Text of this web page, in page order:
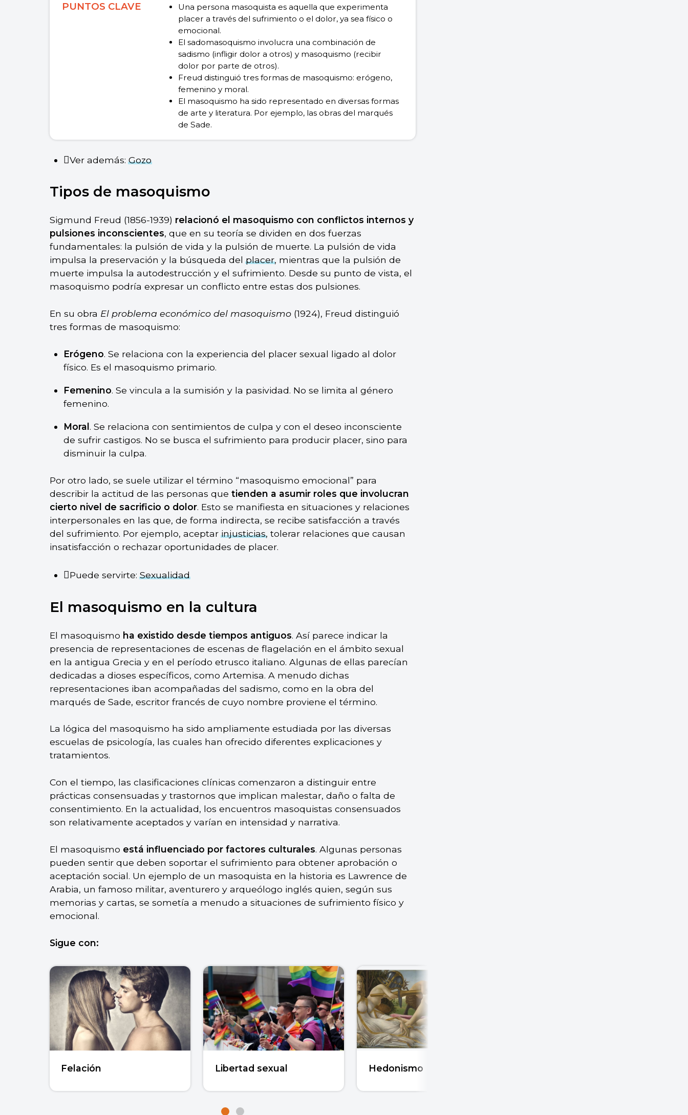
PUNTOS CLAVE
Una persona masoquista es aquella que experimenta
placer a través del sufrimiento o el dolor, ya sea físico o
emocional.
El sadomasoquismo involucra una combinación de
sadismo (infligir dolor a otros) y masoquismo (recibir
dolor por parte de otros).
Freud distinguió tres formas de masoquismo: erógeno,
femenino y moral.
El masoquismo ha sido representado en diversas formas
de arte y literatura. Por ejemplo, las obras del marqués
de Sade.
Ver además:Gozo
Tipos de masoquismo
Sigmund Freud (1856-1939) relacionó el masoquismo con conflictos internos y
pulsiones inconscientes, que en su teoría se dividen en dos fuerzas
fundamentales: la pulsión de vida y la pulsión de muerte. La pulsión de vida
impulsa la preservación y la búsqueda delplacer, mientras que la pulsión de
muerte impulsa la autodestrucción y el sufrimiento. Desde su punto de vista, el
masoquismo podría expresar un conflicto entre estas dos pulsiones.
En su obra El problema económico del masoquismo(1924), Freud distinguió
tres formas de masoquismo:
Erógeno. Se relaciona con la experiencia del placer sexual ligado al dolor
físico. Es el masoquismo primario.
Femenino. Se vincula a la sumisión y la pasividad. No se limita al género
femenino.
Moral . Se relaciona con sentimientos de culpa y con el deseo inconsciente
de sufrir castigos. No se busca el sufrimiento para producir placer, sino para
disminuir la culpa.
Por otro lado, se suele utilizar el término “masoquismo emocional” para
describir la actitud de las personas que tienden a asumir roles que involucran
cierto nivel de sacrificio o dolor. Esto se manifiesta en situaciones y relaciones
interpersonales en las que, de forma indirecta, se recibe satisfacción a través
del sufrimiento. Por ejemplo, aceptarinjusticias, tolerar relaciones que causan
insatisfacción o rechazar oportunidades de placer.
Puede servirte:Sexualidad
El masoquismo en la cultura
El masoquismo ha existido desde tiempos antiguos. Así parece indicar la
presencia de representaciones de escenas de flagelación en el ámbito sexual
en la antigua Grecia y en el período etrusco italiano. Algunas de ellas parecían
dedicadas a dioses específicos, como Artemisa. A menudo dichas
representaciones iban acompañadas del sadismo, como en la obra del
marqués de Sade, escritor francés de cuyo nombre proviene el término.
La lógica del masoquismo ha sido ampliamente estudiada por las diversas
escuelas de psicología, las cuales han ofrecido diferentes explicaciones y
tratamientos.
Con el tiempo, las clasificaciones clínicas comenzaron a distinguir entre
prácticas consensuadas y trastornos que implican malestar, daño o falta de
consentimiento. En la actualidad, los encuentros masoquistas consensuados
son relativamente aceptados y varían en intensidad y narrativa.
El masoquismo está influenciado por factores culturales. Algunas personas
pueden sentir que deben soportar el sufrimiento para obtener aprobación o
aceptación social. Un ejemplo de un masoquista en la historia es Lawrence de
Arabia, un famoso militar, aventurero y arqueólogo inglés quien, según sus
memorias y cartas, se sometía a menudo a situaciones de sufrimiento físico y
emocional.
Sigue con:
Felación Libertad sexual Hedonismo